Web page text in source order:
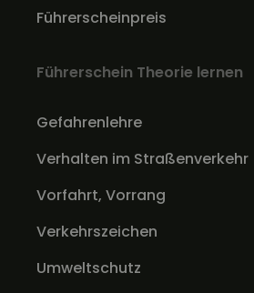
Führerscheinpreis
Führerschein Theorie lernen
Gefahrenlehre
Verhalten im Straßenverkehr
Vorfahrt, Vorrang
Verkehrszeichen
Umweltschutz